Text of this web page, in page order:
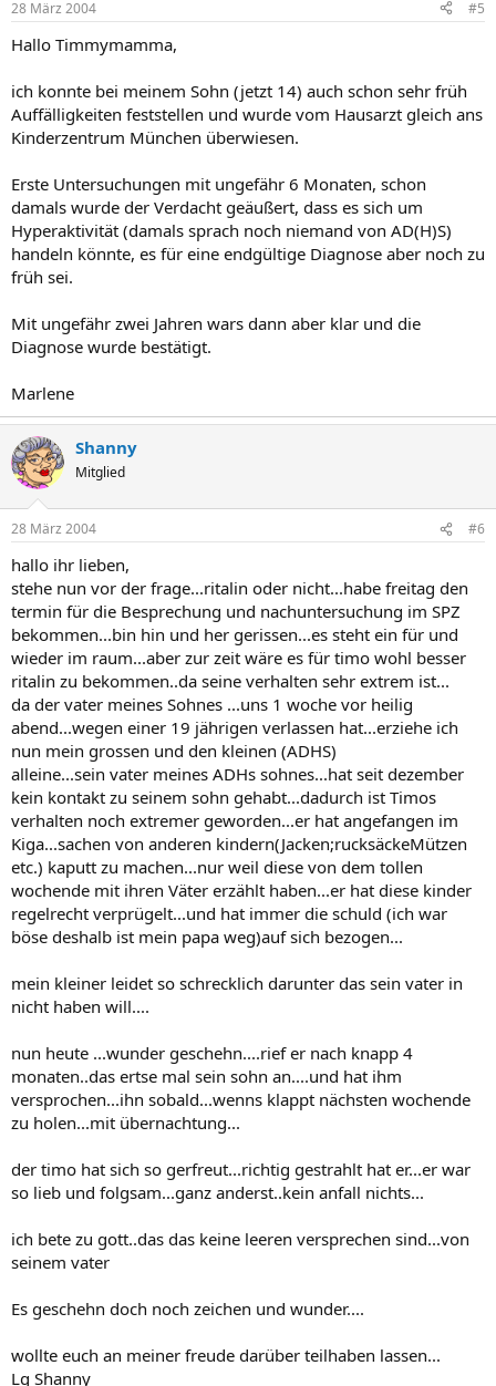
28 März 2004 #5
Hallo Timmymamma,
ich konnte bei meinem Sohn (jetzt 14) auch schon sehr früh
Auffälligkeiten feststellen und wurde vom Hausarzt gleich ans
Kinderzentrum München überwiesen.
Erste Untersuchungen mit ungefähr 6 Monaten, schon
damals wurde der Verdacht geäußert, dass es sich um
Hyperaktivität (damals sprach noch niemand von AD(H)S)
handeln könnte, es für eine endgültige Diagnose aber noch zu
früh sei.
Mit ungefähr zwei Jahren wars dann aber klar und die
Diagnose wurde bestätigt.
Marlene
Shanny
Mitglied
28 März 2004 #6
hallo ihr lieben,
stehe nun vor der frage...ritalin oder nicht...habe freitag den
termin für die Besprechung und nachuntersuchung im SPZ
bekommen...bin hin und her gerissen...es steht ein für und
wieder im raum...aber zur zeit wäre es für timo wohl besser
ritalin zu bekommen..da seine verhalten sehr extrem ist...
da der vater meines Sohnes ...uns 1 woche vor heilig
abend...wegen einer 19 jährigen verlassen hat...erziehe ich
nun mein grossen und den kleinen (ADHS)
alleine...sein vater meines ADHs sohnes...hat seit dezember
kein kontakt zu seinem sohn gehabt...dadurch ist Timos
verhalten noch extremer geworden...er hat angefangen im
Kiga...sachen von anderen kindern(Jacken;rucksäckeMützen
etc.) kaputt zu machen...nur weil diese von dem tollen
wochende mit ihren Väter erzählt haben...er hat diese kinder
regelrecht verprügelt...und hat immer die schuld (ich war
böse deshalb ist mein papa weg)auf sich bezogen...
mein kleiner leidet so schrecklich darunter das sein vater in
nicht haben will....
nun heute ...wunder geschehn....rief er nach knapp 4
monaten..das ertse mal sein sohn an....und hat ihm
versprochen...ihn sobald...wenns klappt nächsten wochende
zu holen...mit übernachtung...
der timo hat sich so gerfreut...richtig gestrahlt hat er...er war
so lieb und folgsam...ganz anderst..kein anfall nichts...
ich bete zu gott..das das keine leeren versprechen sind...von
seinem vater
Es geschehn doch noch zeichen und wunder....
wollte euch an meiner freude darüber teilhaben lassen...
Lg Shanny